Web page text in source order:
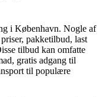
i København. Nogle af
pakketilbud, last
tilbud kan omfatte
gratis adgang til
til populære